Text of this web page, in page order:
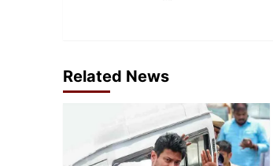
Related News